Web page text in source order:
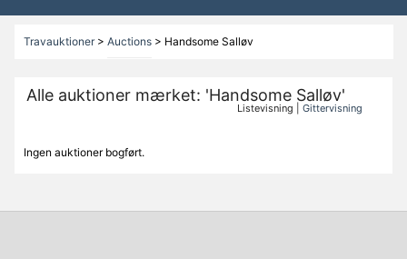
Travauktioner> Auctions> Handsome Salløv
Alle auktioner mærket: 'Handsome Salløv'
Listevisning |Gittervisning
Ingen auktioner bogført.